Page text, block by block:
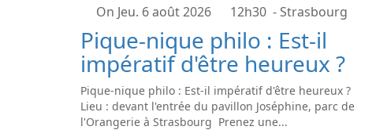
On Jeu. 6 août 2026 12h30 - Strasbourg
Pique-nique philo : Est-il
impératif d'être heureux ?
Pique-nique philo : Est-il impératif d'être heureux ?
Lieu : devant l'entrée du pavillon Joséphine, parc de
l'Orangerie à Strasbourg Prenez une...